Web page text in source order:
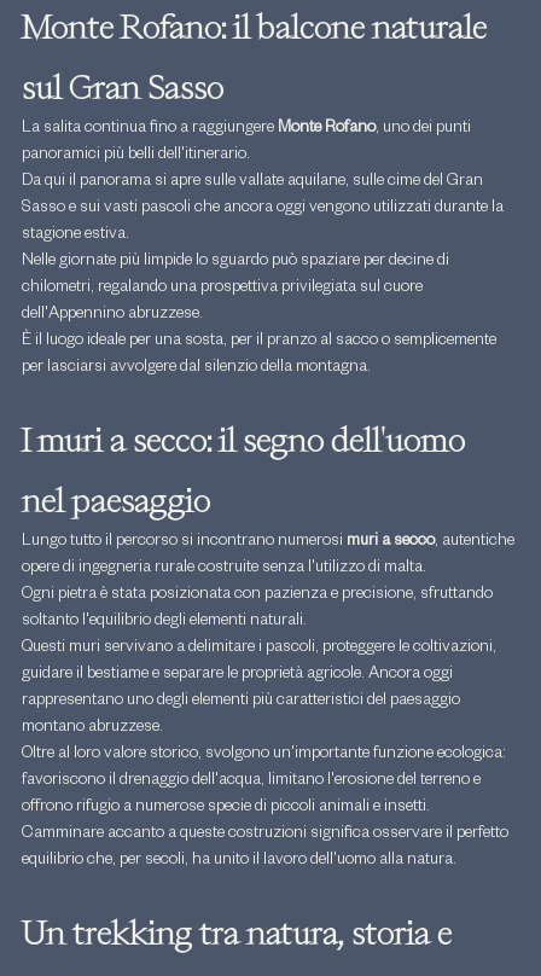
Monte Rofano: il balcone naturale
sul Gran Sasso
La salita continua fino a raggiungere Monte Rofano, uno dei punti
panoramici più belli dell'itinerario.
Da qui il panorama si apre sulle vallate aquilane, sulle cime del Gran
Sasso e sui vasti pascoli che ancora oggi vengono utilizzati durante la
stagione estiva.
Nelle giornate più limpide lo sguardo può spaziare per decine di
chilometri, regalando una prospettiva privilegiata sul cuore
dell'Appennino abruzzese.
È il luogo ideale per una sosta, per il pranzo al sacco o semplicemente
per lasciarsi avvolgere dal silenzio della montagna.
I muri a secco: il segno dell'uomo
nel paesaggio
Lungo tutto il percorso si incontrano numerosi muri a secco, autentiche
opere di ingegneria rurale costruite senza l'utilizzo di malta.
Ogni pietra è stata posizionata con pazienza e precisione, sfruttando
soltanto l'equilibrio degli elementi naturali.
Questi muri servivano a delimitare i pascoli, proteggere le coltivazioni,
guidare il bestiame e separare le proprietà agricole. Ancora oggi
rappresentano uno degli elementi più caratteristici del paesaggio
montano abruzzese.
Oltre al loro valore storico, svolgono un'importante funzione ecologica:
favoriscono il drenaggio dell'acqua, limitano l'erosione del terreno e
offrono rifugio a numerose specie di piccoli animali e insetti.
Camminare accanto a queste costruzioni significa osservare il perfetto
equilibrio che, per secoli, ha unito il lavoro dell'uomo alla natura.
Un trekking tra natura, storia e